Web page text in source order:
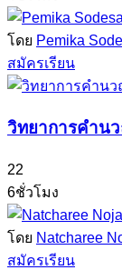
โดย Pemika
สมัครเรียน
วิทยาการคำน
22
6ชั่วโมง
โดย Natcharee
สมัครเรียน